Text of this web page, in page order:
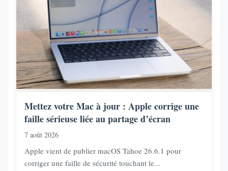
Mettez votre Mac à jour : Apple corrige une
faille sérieuse liée au partage d’écran
7 août 2026
Apple vient de publier macOS Tahoe 26.6.1 pour
corriger une faille de sécurité touchant le...